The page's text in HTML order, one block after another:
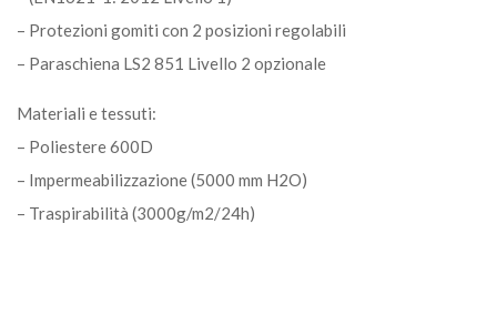
– Protezioni gomiti con 2 posizioni regolabili
– Paraschiena LS2 851 Livello 2 opzionale
Materiali e tessuti:
– Poliestere 600D
– Impermeabilizzazione (5000 mm H2O)
– Traspirabilità (3000g/m2/24h)